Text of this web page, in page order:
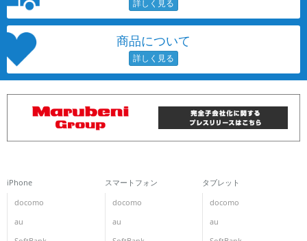
商品について
iPhone
docomo
au
スマートフォン
docomo
au
タブレット
docomo
au